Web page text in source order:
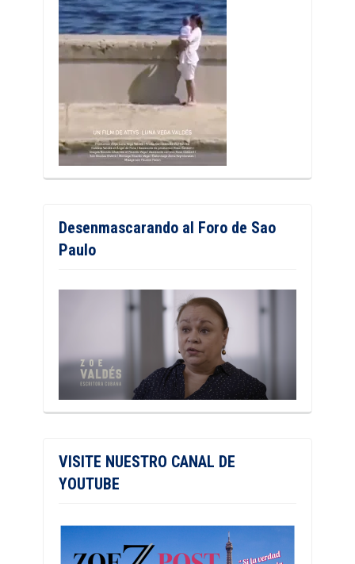
Desenmascarando al Foro de Sao
Paulo
VISITE NUESTRO CANAL DE
YOUTUBE